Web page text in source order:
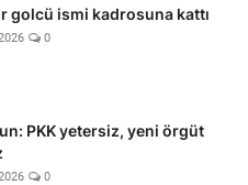
golcü ismi kadrosuna kattı
0
PKK yetersiz, yeni örgüt
0